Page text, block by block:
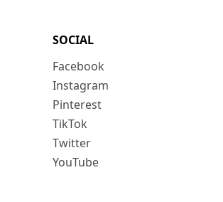
SOCIAL
Facebook
Instagram
Pinterest
TikTok
Twitter
YouTube